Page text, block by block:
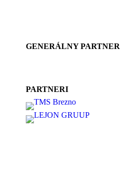
GENERÁLNY PARTNER
PARTNERI